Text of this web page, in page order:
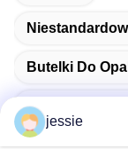
Butelki Do
Pusta Butelka
jessie